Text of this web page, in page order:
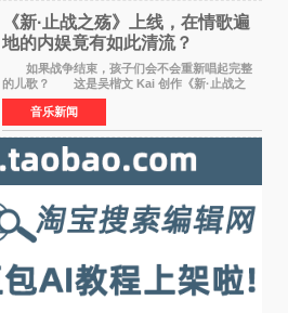
《新·止战之殇》上线，在情歌遍
地的内娱竟有如此清流？
如果战争结束，孩子们会不会重新唱起完整
的儿歌？ 这是吴楷文 Kai 创作《新·止战之
殇》时最初的想法。 从伊朗相关冲突引发的
地区局势，到世界各地仍在发生的动荡与不安，
战争从来不只
音乐新闻